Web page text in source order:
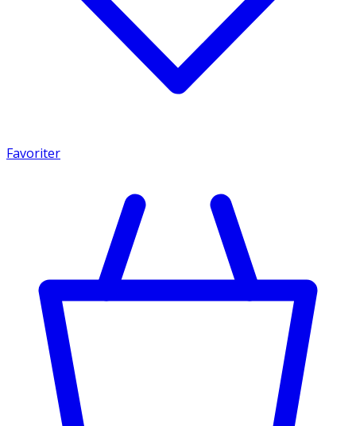
Favoriter